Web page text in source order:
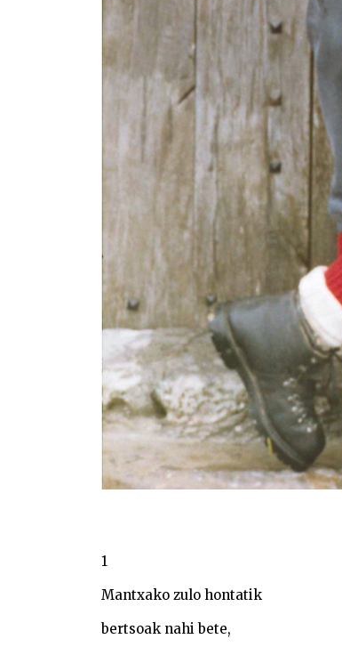
1
Mantxako zulo hontatik
bertsoak nahi bete,